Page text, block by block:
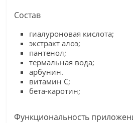
Состав
гиалуроновая кислота;
экстракт алоэ;
пантенол;
термальная вода;
арбунин.
витамин С;
бета-каротин;
Функциональность